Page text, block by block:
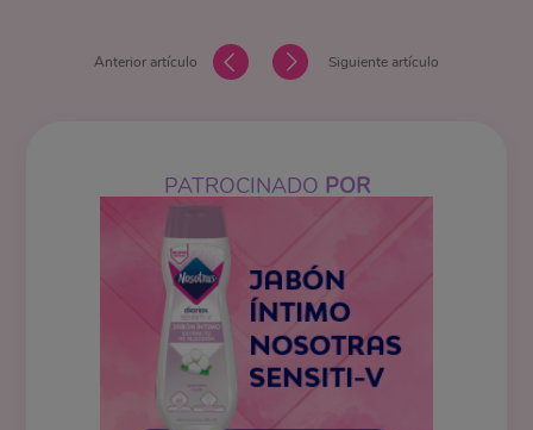
Anterior artículo Siguiente artículo
PATROCINADO POR